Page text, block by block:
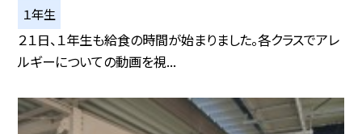
１年生
２１日、１年生も給食の時間が始まりました。各クラスでアレ
ルギーについての動画を視...